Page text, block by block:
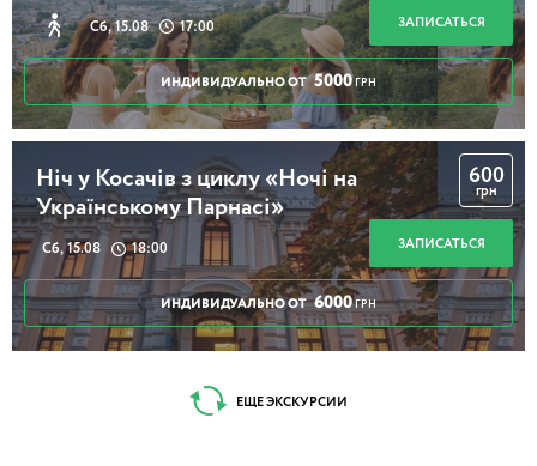
Сб, 15.08 17:00 ЗАПИСАТЬСЯ
ИНДИВИДУАЛЬНО ОТ 5000 ГРН
Ніч у Косачів з циклу «Ночі на
Українському Парнасі»
Сб, 15.08 18:00
600
грн
ЗАПИСАТЬСЯ
ИНДИВИДУАЛЬНО ОТ 6000 ГРН
ЕЩЕ ЭКСКУРСИИ